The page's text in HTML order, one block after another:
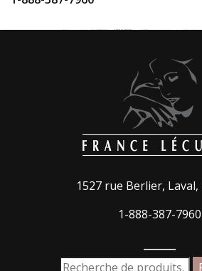
1527 rue Berlier, Laval,
1-888-387-7960
Recherche